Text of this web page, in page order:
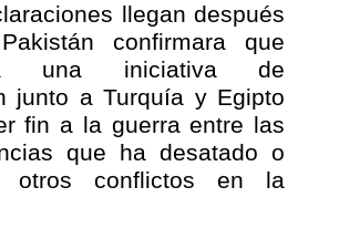
llegan después
confirmara que
una iniciativa de
junto a Turquía y Egipto
fin a la guerra entre las
que ha desatado o
otros conflictos en la